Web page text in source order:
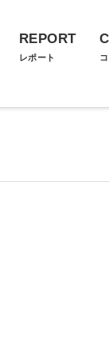
REPORT
レポート